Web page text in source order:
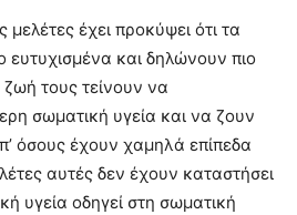
έχει προκύψει ότι τα
ευτυχισμένα και δηλώνουν πιο
τους τείνουν να
σωματική υγεία και να ζουν
όσους έχουν χαμηλά επίπεδα
αυτές δεν έχουν καταστήσει
υγεία οδηγεί στη σωματική